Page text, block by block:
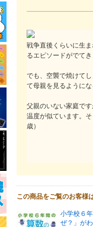
戦争直後くらいに生
るエピソードがでてき
でも、空襲で焼けて
て母親を見るように
父親のいない家庭で
温度が似ています。
歳）
この商品をご覧のお客様
小学校６
ぜ？」が